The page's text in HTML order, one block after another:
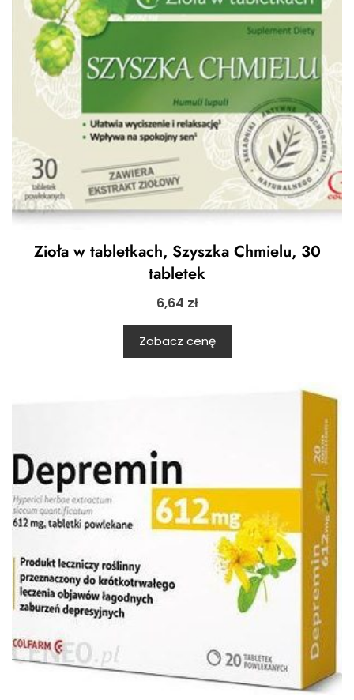
Zioła w tabletkach, Szyszka Chmielu, 30
tabletek
6,64 zł
Zobacz cenę